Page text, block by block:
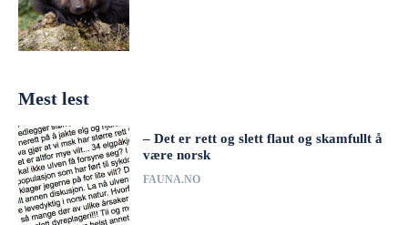
Mest lest
– Det er rett og slett flaut og skamfullt å
være norsk
FAUNA.NO